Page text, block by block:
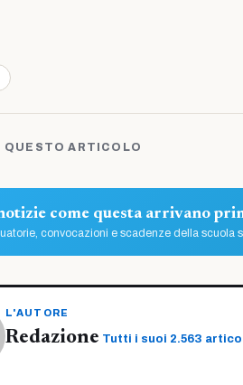
QUESTO ARTICOLO
come questa arrivano
convocazioni e scadenze della scuola
L'AUTORE
Redazione Tutti i suoi 2.563